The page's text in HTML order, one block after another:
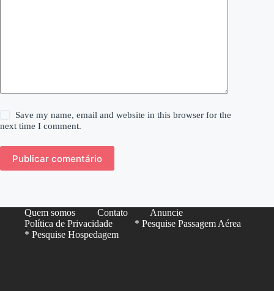
Save my name, email and website in this browser for the
next time I comment.
Publicar comentário
Quem somos Contato
Anuncie
Política de Privacidade
* Pesquise Passagem Aérea
* Pesquise Hospedagem